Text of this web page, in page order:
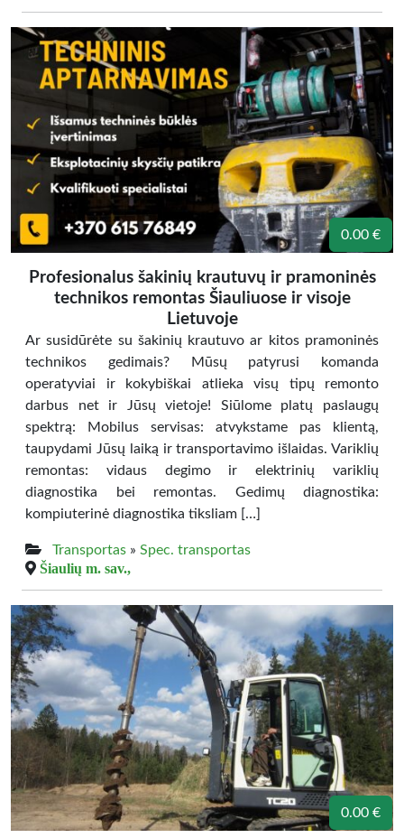
0.00 €
Profesionalus šakinių krautuvų ir pramoninės
technikos remontas Šiauliuose ir visoje
Lietuvoje
Ar susidūrėte su šakinių krautuvo ar kitos pramoninės
technikos gedimais? Mūsų patyrusi komanda
operatyviai ir kokybiškai atlieka visų tipų remonto
darbus net ir Jūsų vietoje! Siūlome platų paslaugų
spektrą: Mobilus servisas: atvykstame pas klientą,
taupydami Jūsų laiką ir transportavimo išlaidas. Variklių
remontas: vidaus degimo ir elektrinių variklių
diagnostika bei remontas. Gedimų diagnostika:
kompiuterinė diagnostika tiksliam […]
Transportas » Spec. transportas
Šiaulių m. sav.,
0.00 €